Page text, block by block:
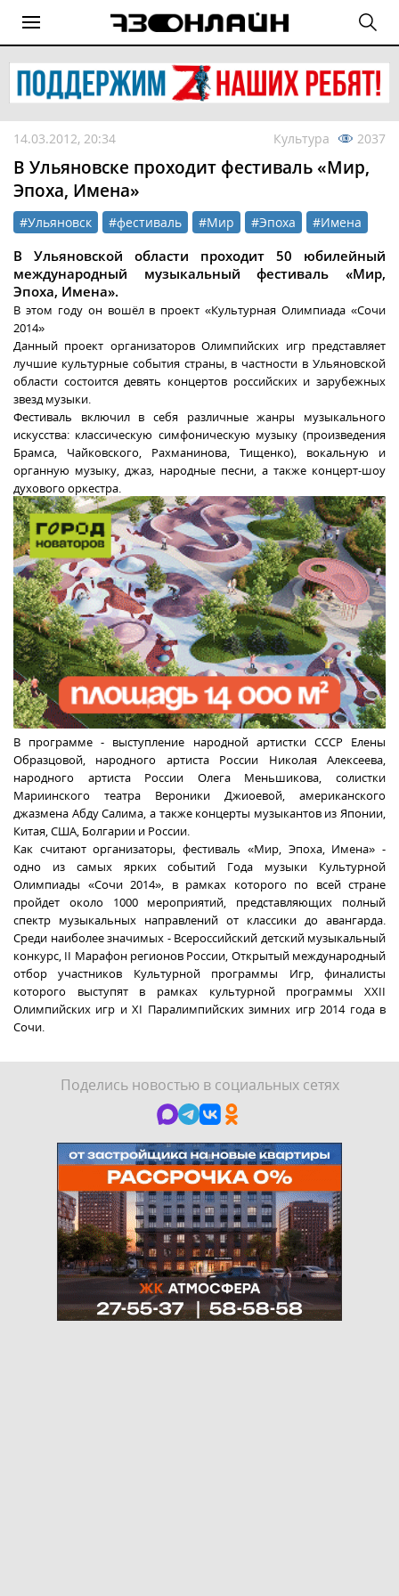
14.03.2012, 20:34 Культура 2037
В Ульяновске проходит фестиваль «Мир,
Эпоха, Имена»
#Ульяновск #фестиваль #Мир #Эпоха #Имена
В Ульяновской области проходит 50 юбилейный
международный музыкальный фестиваль «Мир,
Эпоха, Имена».
В этом году он вошёл в проект «Культурная Олимпиада «Сочи
2014»
Данный проект организаторов Олимпийских игр представляет
лучшие культурные события страны, в частности в Ульяновской
области состоится девять концертов российских и зарубежных
звезд музыки.
Фестиваль включил в себя различные жанры музыкального
искусства: классическую симфоническую музыку (произведения
Брамса, Чайковского, Рахманинова, Тищенко), вокальную и
органную музыку, джаз, народные песни, а также концерт-шоу
духового оркестра.
В программе - выступление народной артистки СССР Елены
Образцовой, народного артиста России Николая Алексеева,
народного артиста России Олега Меньшикова, солистки
Мариинского театра Вероники Джиоевой, американского
джазмена Абду Салима, а также концерты музыкантов из Японии,
Китая, США, Болгарии и России.
Как считают организаторы, фестиваль «Мир, Эпоха, Имена» -
одно из самых ярких событий Года музыки Культурной
Олимпиады «Сочи 2014», в рамках которого по всей стране
пройдет около 1000 мероприятий, представляющих полный
спектр музыкальных направлений от классики до авангарда.
Среди наиболее значимых - Всероссийский детский музыкальный
конкурс, II Марафон регионов России, Открытый международный
отбор участников Культурной программы Игр, финалисты
которого выступят в рамках культурной программы XXII
Олимпийских игр и XI Паралимпийских зимних игр 2014 года в
Сочи.
Поделись новостью в социальных сетях